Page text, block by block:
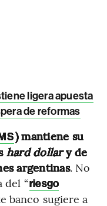
ligera apuesta
de reformas
) mantiene su
hard dollary de
argentinas. No
del “riesgo
banco sugiere a